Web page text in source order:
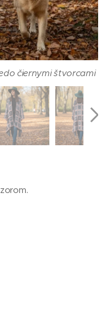
čiernymi štvorcami